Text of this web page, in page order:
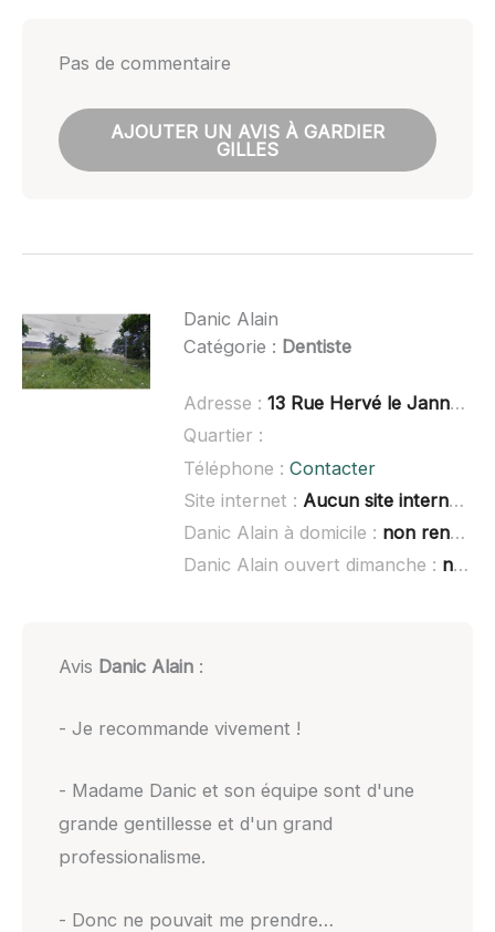
Pas de commentaire
AJOUTER UN AVIS À GARDIER
GILLES
Danic Alain
Catégorie : Dentiste
Adresse : 13 Rue Hervé le Janne, 29270 Carhaix-Plouguer
Quartier :
Téléphone : Contacter
Site internet : Aucun site internet connu
Danic Alain à domicile : non renseigné
Danic Alain ouvert dimanche : non renseigné
Avis Danic Alain:
- Je recommande vivement !
- Madame Danic et son équipe sont d'une
grande gentillesse et d'un grand
professionalisme.
- Donc ne pouvait me prendre…